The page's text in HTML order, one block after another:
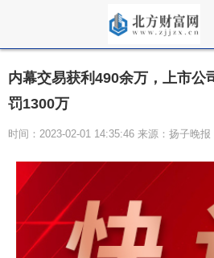
内幕交易获利490余万，上市公
罚1300万
时间：2023-02-01 14:35:46 来源：扬子晚报